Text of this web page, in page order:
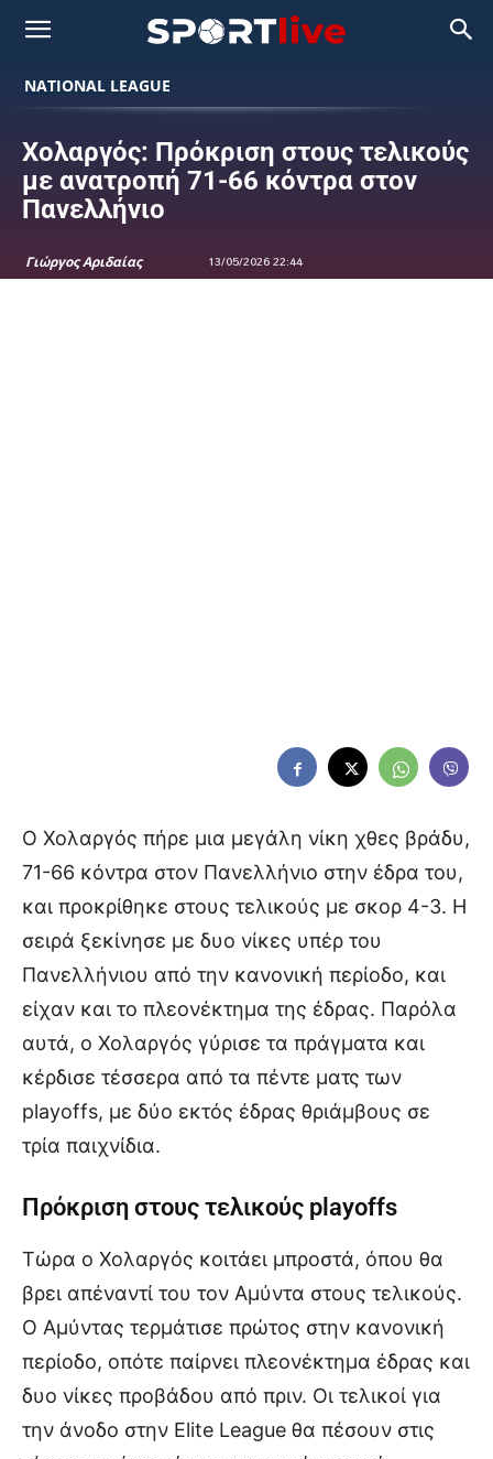
NATIONAL LEAGUE
Χολαργός: Πρόκριση στους τελικούς
με ανατροπή 71-66 κόντρα στον
Πανελλήνιο
Γιώργος Αριδαίας 13/05/2026 22:44
Ο Χολαργός πήρε μια μεγάλη νίκη χθες βράδυ,
71-66 κόντρα στον Πανελλήνιο στην έδρα του,
και προκρίθηκε στους τελικούς με σκορ 4-3. Η
σειρά ξεκίνησε με δυο νίκες υπέρ του
Πανελλήνιου από την κανονική περίοδο, και
είχαν και το πλεονέκτημα της έδρας. Παρόλα
αυτά, ο Χολαργός γύρισε τα πράγματα και
κέρδισε τέσσερα από τα πέντε ματς των
playoffs, με δύο εκτός έδρας θριάμβους σε
τρία παιχνίδια.
Πρόκριση στους τελικούς playoffs
Τώρα ο Χολαργός κοιτάει μπροστά, όπου θα
βρει απέναντί του τον Αμύντα στους τελικούς.
Ο Αμύντας τερμάτισε πρώτος στην κανονική
περίοδο, οπότε παίρνει πλεονέκτημα έδρας και
δυο νίκες προβάδου από πριν. Οι τελικοί για
την άνοδο στην Elite League θα πέσουν στις